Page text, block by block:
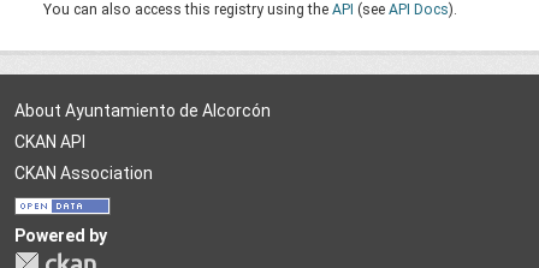
You can also access this registry using the API (see API Docs).
About Ayuntamiento de Alcorcón
CKAN API
CKAN Association
Powered by